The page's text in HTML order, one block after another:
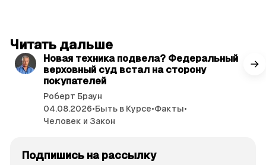
Читать дальше
Новая техника подвела? Федеральный
верховный суд встал на сторону
покупателей
Роберт Браун
04.08.2026•Быть в Курсе•Факты•
Человек и Закон
Подпишись на рассылку